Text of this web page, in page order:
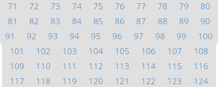
71
72 73 74 75 76 77 78 79
80
81
82 83 84 85 86 87 88 89
90
91
92 93 94 95 96 97 98 99
100
101
102 103 104 105 106 107
108
109
110 111 112 113 114 115
116
117
118 119 120 121 122 123
124